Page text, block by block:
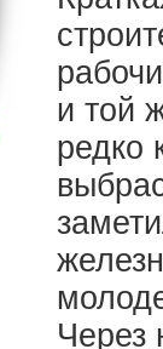
и той
редко
Через